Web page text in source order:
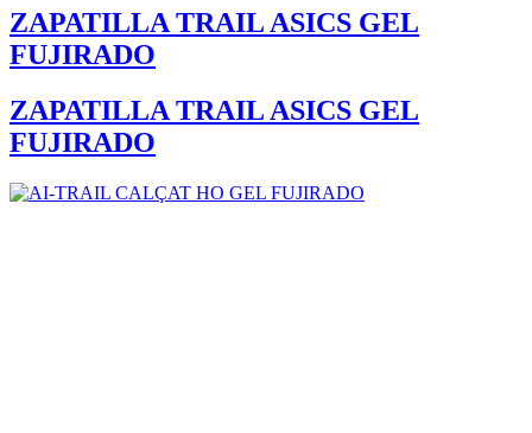
ZAPATILLA TRAIL ASICS GEL
FUJIRADO
ZAPATILLA TRAIL ASICS GEL
FUJIRADO